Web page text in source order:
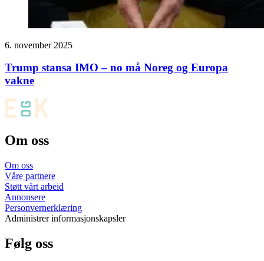
6. november 2025
Trump stansa IMO – no må Noreg og Europa
vakne
Om oss
Om oss
Våre partnere
Støtt vårt arbeid
Annonsere
Personvernerklæring
Administrer informasjonskapsler
Følg oss